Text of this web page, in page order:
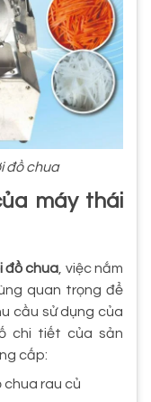
đồ chua
máy thái
đồ chua , việc nắm
quan trọng để
cầu sử dụng của
chi tiết của sản
cấp:
chua rau củ